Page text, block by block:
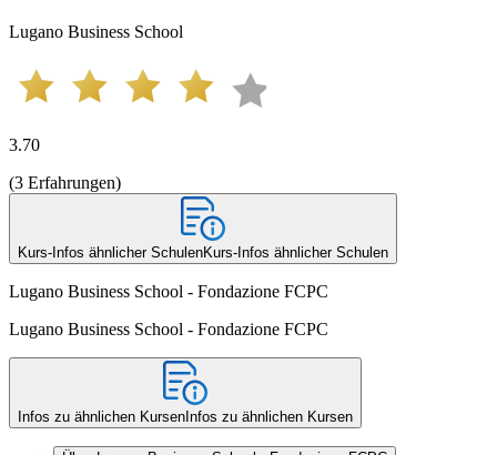
Lugano Business School
3.70
(3 Erfahrungen)
Kurs-Infos ähnlicher SchulenKurs-Infos ähnlicher Schulen
Lugano Business School - Fondazione FCPC
Lugano Business School - Fondazione FCPC
Infos zu ähnlichen Kursen Infos zu ähnlichen Kursen